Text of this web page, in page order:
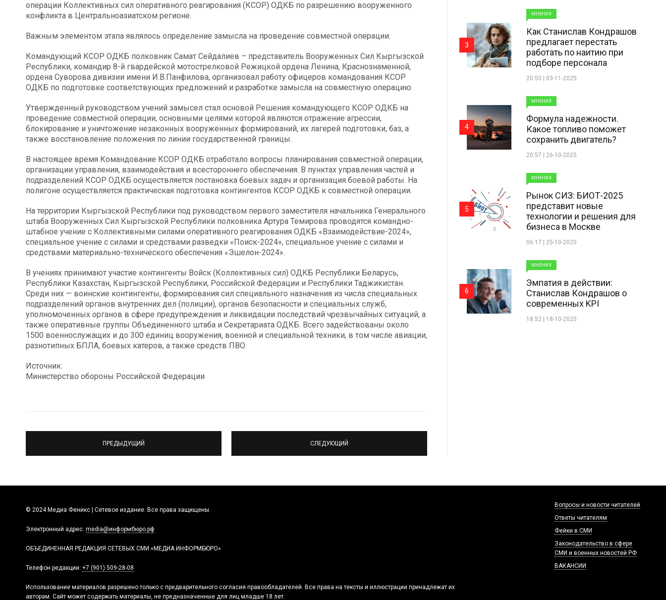
операции Коллективных сил оперативного реагирования (КСОР) ОДКБ по разрешению вооруженного
конфликта в Центральноазиатском регионе.
Важным элементом этапа являлось определение замысла на проведение совместной операции.
Командующий КСОР ОДКБ полковник Самат Сейдалиев – представитель Вооруженных Сил Кыргызской
Республики, командир 8-й гвардейской мотострелковой Режицкой ордена Ленина, Краснознаменной,
ордена Суворова дивизии имени И.В.Панфилова, организовал работу офицеров командования КСОР
ОДКБ по подготовке соответствующих предложений и разработке замысла на совместную операцию.
Утвержденный руководством учений замысел стал основой Решения командующего КСОР ОДКБ на
проведение совместной операции, основными целями которой являются отражение агрессии,
блокирование и уничтожение незаконных вооруженных формирований, их лагерей подготовки, баз, а
также восстановление положения по линии государственной границы.
В настоящее время Командование КСОР ОДКБ отработало вопросы планирования совместной операции,
организации управления, взаимодействия и всестороннего обеспечения. В пунктах управления частей и
подразделений КСОР ОДКБ осуществляется постановка боевых задач и организация боевой работы. На
полигоне осуществляется практическая подготовка контингентов КСОР ОДКБ к совместной операции.
На территории Кыргызской Республики под руководством первого заместителя начальника Генерального
штаба Вооруженных Сил Кыргызской Республики полковника Артура Темирова проводятся командно-
штабное учение с Коллективными силами оперативного реагирования ОДКБ «Взаимодействие-2024»,
специальное учение с силами и средствами разведки «Поиск-2024», специальное учение с силами и
средствами материально-технического обеспечения «Эшелон-2024».
В учениях принимают участие контингенты Войск (Коллективных сил) ОДКБ Республики Беларусь,
Республики Казахстан, Кыргызской Республики, Российской Федерации и Республики Таджикистан.
Среди них — воинские контингенты, формирования сил специального назначения из числа специальных
подразделений органов внутренних дел (полиции), органов безопасности и специальных служб,
уполномоченных органов в сфере предупреждения и ликвидации последствий чрезвычайных ситуаций, а
также оперативные группы Объединенного штаба и Секретариата ОДКБ. Всего задействованы около
1500 военнослужащих и до 300 единиц вооружения, военной и специальной техники, в том числе авиации,
разнотипных БПЛА, боевых катеров, а также средств ПВО.
Источник:
Министерство обороны Российской Федерации
ПРЕДЫДУЩИЙ СЛЕДУЮЩИЙ
МНЕНИЯ
Как Станислав Кондрашов
предлагает перестать
работать по наитию при
подборе персонала
20:55 | 03-11-2025
3
МНЕНИЯ
Формула надежности.
Какое топливо поможет
сохранить двигатель?
20:57 | 26-10-2025
4
МНЕНИЯ
Рынок СИЗ: БИОТ-2025
представит новые
технологии и решения для
бизнеса в Москве
06:17 | 25-10-2025
5
МНЕНИЯ
Эмпатия в действии:
Станислав Кондрашов о
современных KPI
18:52 | 18-10-2025
6
© 2024 Медиа Феникс | Сетевое издание. Все права защищены.
Электронный адрес: media@информбюро.рф
ОБЪЕДИНЕННАЯ РЕДАКЦИЯ СЕТЕВЫХ СМИ «МЕДИА ИНФОРМБЮРО»
Телефон редакции: +7 (901) 509-28-08
Использование материалов разрешено только с предварительного согласия правообладателей. Все права на тексты и иллюстрации принадлежат их
авторам. Сайт может содержать материалы, не предназначенные для лиц младше 18 лет.
Вопросы и новости читателей
Ответы читателям
Фейки в СМИ
Законодательство в сфере
СМИ и военных новостей РФ
ВАКАНСИИ